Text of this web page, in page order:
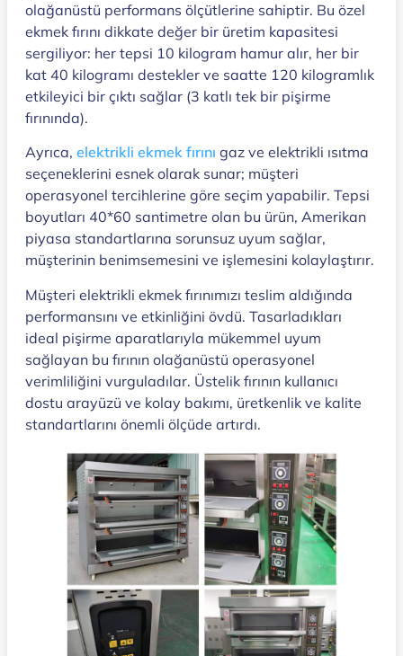
olağanüstü performans ölçütlerine sahiptir. Bu özel
ekmek fırını dikkate değer bir üretim kapasitesi
sergiliyor: her tepsi 10 kilogram hamur alır, her bir
kat 40 kilogramı destekler ve saatte 120 kilogramlık
etkileyici bir çıktı sağlar (3 katlı tek bir pişirme
fırınında).
Ayrıca, elektrikli ekmek fırını gaz ve elektrikli ısıtma
seçeneklerini esnek olarak sunar; müşteri
operasyonel tercihlerine göre seçim yapabilir. Tepsi
boyutları 40*60 santimetre olan bu ürün, Amerikan
piyasa standartlarına sorunsuz uyum sağlar,
müşterinin benimsemesini ve işlemesini kolaylaştırır.
Müşteri elektrikli ekmek fırınımızı teslim aldığında
performansını ve etkinliğini övdü. Tasarladıkları
ideal pişirme aparatlarıyla mükemmel uyum
sağlayan bu fırının olağanüstü operasyonel
verimliliğini vurguladılar. Üstelik fırının kullanıcı
dostu arayüzü ve kolay bakımı, üretkenlik ve kalite
standartlarını önemli ölçüde artırdı.